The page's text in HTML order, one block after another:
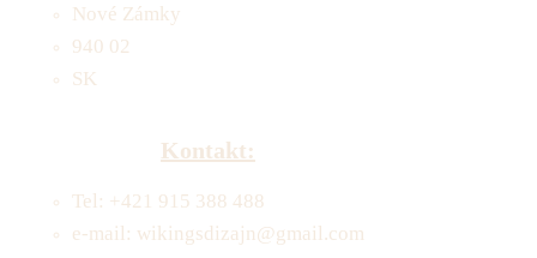
Nové Zámky
940 02
SK
Kontakt:
Tel: +421 915 388 488
e-mail: wikingsdizajn@gmail.com